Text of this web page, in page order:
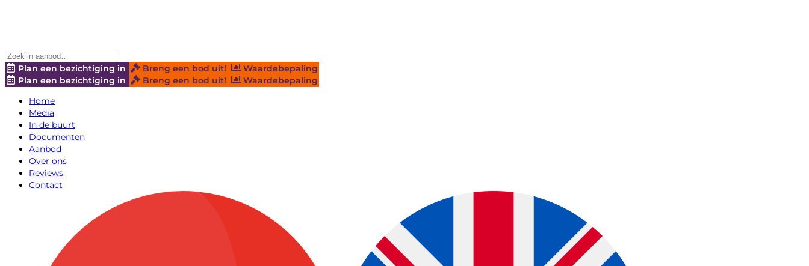
Plan een bezichtiging in Breng een bod uit!
Waardebepaling
Plan een bezichtiging in
Breng een bod uit!
Waardebepaling
Home
Media
In de buurt
Documenten
Aanbod
Over ons
Reviews
Contact